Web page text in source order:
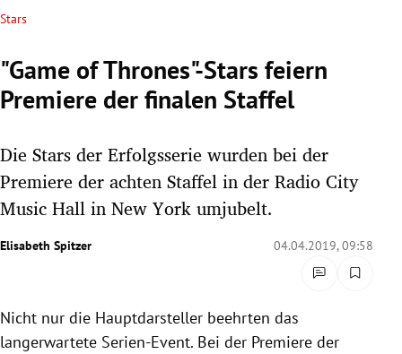
Untermenü
Untermenü
Untermenü
Stars
"Game of Thrones"-Stars feiern
Premiere der finalen Staffel
Die Stars der Erfolgsserie wurden bei der
Premiere der achten Staffel in der Radio City
Music Hall in New York umjubelt.
Elisabeth Spitzer 04.04.2019, 09:58
Nicht nur die Hauptdarsteller beehrten das
langerwartete Serien-Event. Bei der Premiere der